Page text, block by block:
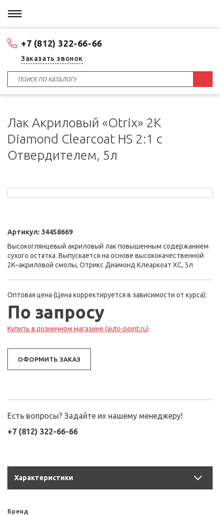
+7 (812) 322-66-66
Заказать звонок
Лак Акриловый «Otrix» 2К
Diamond Clearcoat HS 2:1 с
Отвердителем, 5л
Артикул: 34458669
Высокоглянцевый акриловый лак повышенным содержанием
сухого остатка. Выпускается на основе высококачественной
2К–акриловой смолы, Отрикс Диамонд Клеаркоат ХС, 5л
Оптовая цена (Цена корректируется в зависимости от курса):
По запросу
Купить в розничном магазине (auto-point.ru)
ОФОРМИТЬ ЗАКАЗ
Есть вопросы? Задайте их нашему менеджеру!
+7 (812) 322-66-66
Характеристики
Бренд